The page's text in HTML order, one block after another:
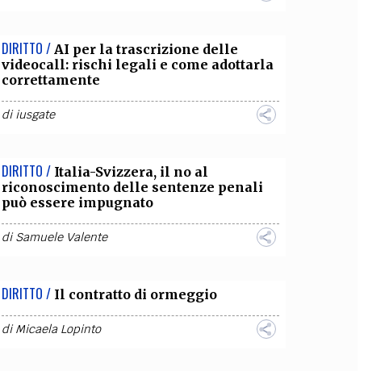
DIRITTO / AI per la trascrizione delle
videocall: rischi legali e come adottarla
correttamente
diiusgate
DIRITTO / Italia-Svizzera, il no al
riconoscimento delle sentenze penali
può essere impugnato
diSamuele Valente
DIRITTO / Il contratto di ormeggio
diMicaela Lopinto